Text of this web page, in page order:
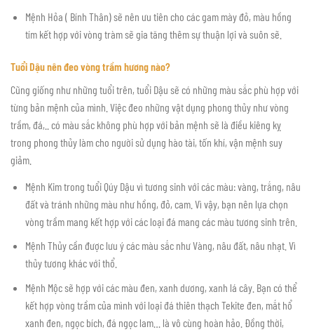
Mệnh Hỏa ( Bính Thân) sẽ nên ưu tiên cho các gam mày đỏ, màu hồng
tím kết hợp với vòng tràm sẽ gia tăng thêm sự thuận lợi và suôn sẽ.
Tuổi Dậu nên đeo vòng trầm hương nào?
Cũng giống như những tuổi trên, tuổi Dậu sẽ có những màu sắc phù hợp với
từng bản mệnh của mình. Việc đeo những vật dụng phong thủy như vòng
trầm, đá,.. có màu sắc không phù hợp với bản mệnh sẽ là điều kiêng kỵ
trong phong thủy làm cho người sử dụng hào tài, tốn khí, vận mệnh suy
giảm.
Mệnh Kim trong tuổi Qúy Dậu vì tương sinh với các màu: vàng, trắng, nâu
đất và tránh những màu như hồng, đỏ, cam. Vì vậy, bạn nên lựa chọn
vòng trầm mang kết hợp với các loại đá mang các màu tương sinh trên.
Mệnh Thủy cần được lưu ý các màu sắc như Vàng, nâu đất, nâu nhạt. Vì
thủy tương khác với thổ.
Mệnh Mộc sẽ hợp với các màu đen, xanh dương, xanh lá cây. Bạn có thể
kết hợp vòng trầm của mình với loại đá thiên thạch Tekite đen, mắt hổ
xanh đen, ngọc bích, đá ngọc lam… là vô cùng hoàn hảo. Đồng thời,